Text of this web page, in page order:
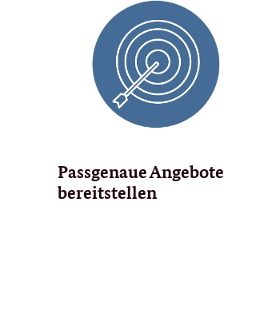
Passgenaue Angebote
bereitstellen